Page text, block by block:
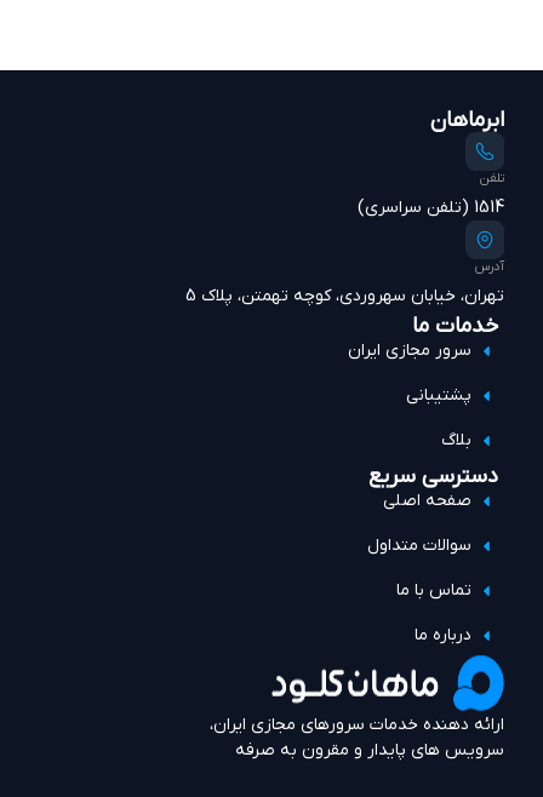
ارائه دهنده خدمات سرورهای مجازی ایران،
سرویس های پایدار و مقرون به صرفه
دسترسی سریع
صفحه اصلی
سوالات متداول
تماس با ما
درباره ما
خدمات ما
سرور مجازی ایران
پشتیبانی
بلاگ
ابرماهان
تلفن
1514 (تلفن سراسری)
آدرس
تهران، خیابان سهروردی، کوچه تهمتن، پلاک 5